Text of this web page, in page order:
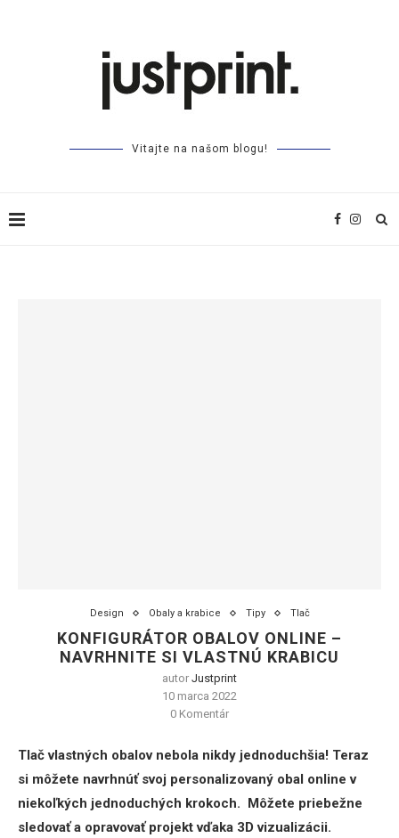
Vitajte na našom blogu!
Design Obaly a krabice Tipy Tlač
KONFIGURÁTOR OBALOV ONLINE –
NAVRHNITE SI VLASTNÚ KRABICU
autor Justprint
10 marca 2022
0 Komentár
Tlač vlastných obalov nebola nikdy jednoduchšia! Teraz
si môžete navrhnúť svoj personalizovaný obal online v
niekoľkých jednoduchých krokoch. Môžete priebežne
sledovať a opravovať projekt vďaka 3D vizualizácii.